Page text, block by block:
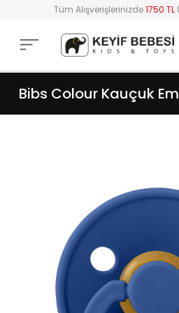
Tüm Alışverişlerinizde1750 TL
Bibs Colour Kauçuk